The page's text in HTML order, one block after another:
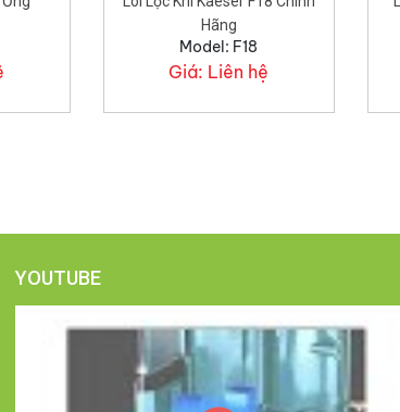
Hãng
Model: F18
Giá: Liên hệ
YOUTUBE